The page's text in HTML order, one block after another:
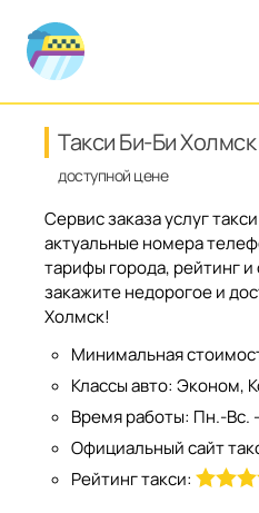
Такси Би-Би Холмск
доступной цене
Сервис заказа услуг
актуальные номера
тарифы города, рейтинг
закажите недорогое и
Холмск!
Минимальная
Классы авто: Эконом,
Время работы: Пн.-Вс.
Официальный сайт
Рейтинг такси: